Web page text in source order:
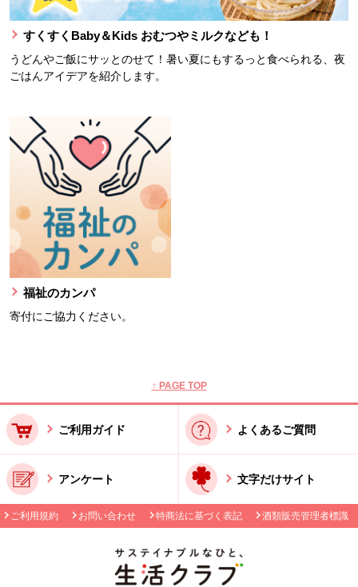
すくすくBaby＆Kids おむつやミルクなども！
うどんやご飯にサッとのせて！暑い夏にもするっと食べられる、夜
ごはんアイデアを紹介します。
福祉のカンパ
寄付にご協力ください。
↑ PAGE TOP
ご利用ガイド よくあるご質問
アンケート 文字だけサイト
ご利用規約 お問い合わせ 特商法に基づく表記 酒類販売管理者標識